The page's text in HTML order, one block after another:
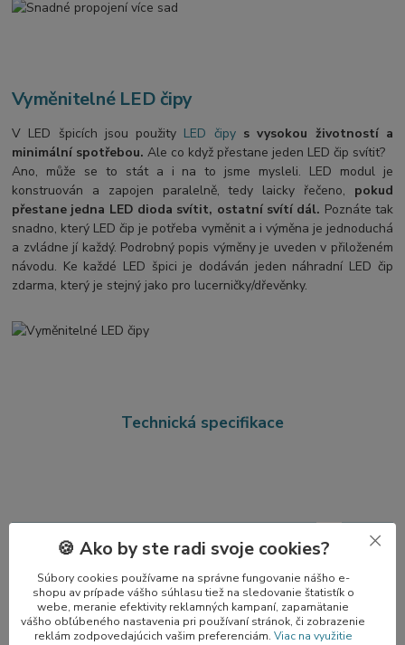
Vyměnitelné LED čipy
V LED špicích jsou použity LED čipys vysokou životností a
minimální spotřebou. Ale co když přestane jeden LED čip svítit?
Ano, může se to stát a i na to jsme mysleli. LED modul je
konstruován a zapojen paralelně, tedy laicky řečeno, pokud
přestane jedna LED dioda svítit, ostatní svítí dál. Poznáte tak
snadno, který LED čip je potřeba vyměnit a i výměna je jednoduchá
a zvládne jí každý. Podrobný popis výměny je uveden v přiloženém
návodu. Ke každé LED špici je dodáván jeden náhradní LED čip
zdarma, který je stejný jako pro lucerničky/dřevěnky.
Technická specifikace
LED ŠPICE NA STROMEK DŘEVĚNÁ HVĚZDA:
Model: H20240708
🍪 Ako by ste radi svoje cookies?
Súbory cookies používame na správne fungovanie nášho e-
shopu av prípade vášho súhlasu tiež na sledovanie štatistík o
webe, meranie efektivity reklamných kampaní, zapamätanie
vášho obľúbeného nastavenia pri používaní stránok, či zobrazenie
reklám zodpovedajúcich vašim preferenciám. Viac na využitie